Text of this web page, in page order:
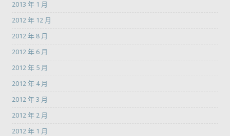
2013 年 1 月
2012 年 12 月
2012 年 8 月
2012 年 6 月
2012 年 5 月
2012 年 4 月
2012 年 3 月
2012 年 2 月
2012 年 1 月